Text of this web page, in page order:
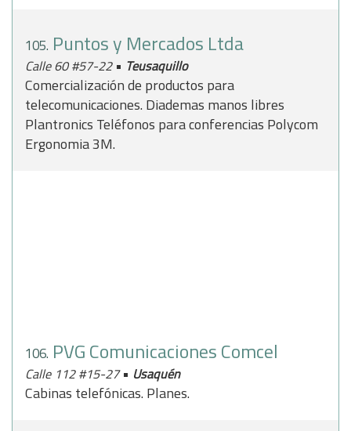
105. Puntos y Mercados Ltda
Calle 60 #57-22 • Teusaquillo
Comercialización de productos para
telecomunicaciones. Diademas manos libres
Plantronics Teléfonos para conferencias Polycom
Ergonomia 3M.
106. PVG Comunicaciones Comcel
Calle 112 #15-27• Usaquén
Cabinas telefónicas. Planes.